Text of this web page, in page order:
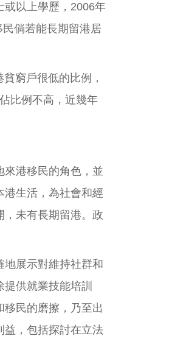
或以上學歷，2006年
倘若能長期留港居
窮戶很低的比例，
比例不高，近幾年
來港移民的角色，並
港生活，為社會和經
，未有長期留港。政
展示對維持社群和
供就業技能培訓
民的磨擦，乃至出
益，包括探討在立法